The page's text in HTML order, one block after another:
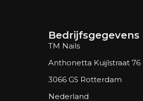
Bedrijfsgegevens
TM Nails
Anthonetta Kuijlstraat 76
3066 GS Rotterdam
Nederland